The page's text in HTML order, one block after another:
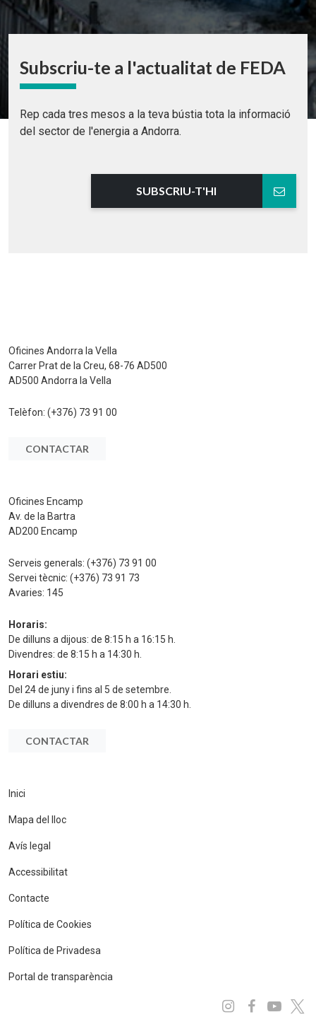
Subscriu-te a l'actualitat de FEDA
Rep cada tres mesos a la teva bústia tota la informació
del sector de l'energia a Andorra.
SUBSCRIU-T'HI
Oficines Andorra la Vella
Carrer Prat de la Creu, 68-76 AD500
AD500 Andorra la Vella
Telèfon: (+376) 73 91 00
CONTACTAR
Oficines Encamp
Av. de la Bartra
AD200 Encamp
Serveis generals: (+376) 73 91 00
Servei tècnic: (+376) 73 91 73
Avaries: 145
Horaris:
De dilluns a dijous: de 8:15 h a 16:15 h.
Divendres: de 8:15 h a 14:30 h.
Horari estiu:
Del 24 de juny i fins al 5 de setembre.
De dilluns a divendres de 8:00 h a 14:30 h.
CONTACTAR
Inici
Mapa del lloc
Avís legal
Accessibilitat
Contacte
Política de Cookies
Política de Privadesa
Portal de transparència
Instagram